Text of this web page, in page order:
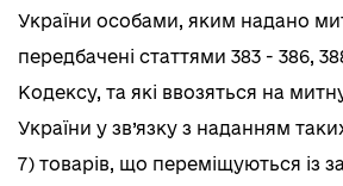
України особами, яким надано
передбачені статтями 383 - 386,
Кодексу, та які ввозяться на
України у зв’язку з наданням
7) товарів, що переміщуються із